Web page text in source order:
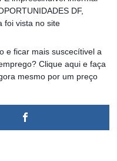
DF,
foi vista no site
e ficar mais suscecítivel a
Clique aqui e faça
mesmo por um preço